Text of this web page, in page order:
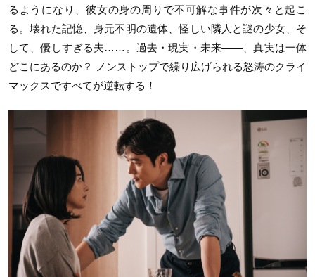
るようになり、彼女の身の周りで不可解な事件が次々と起こ
る。壊れた記憶、身元不明の遺体、怪しい隣人と謎の少女、そ
して、優しすぎる夫……。過去・現実・未来――、真実は一体
どこにあるのか？ ノンストップで繰り広げられる怒涛のクライ
マックスですべてが逆転する！